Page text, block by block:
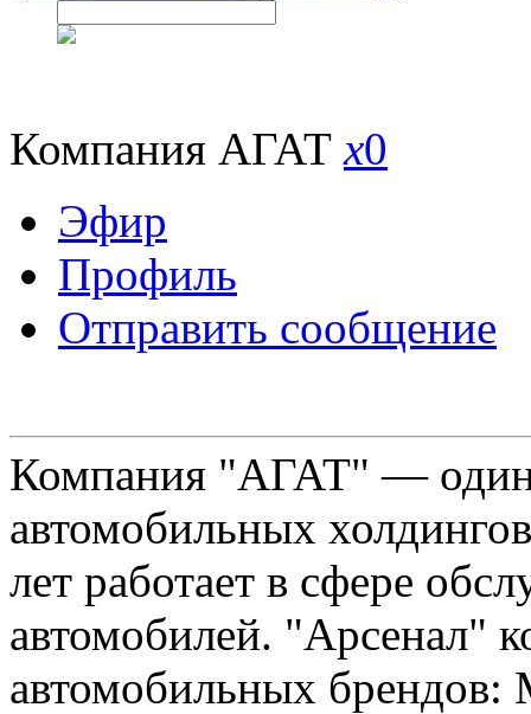
Компания АГАТx0
Эфир
Профиль
Отправить сообщение
Компания "АГАТ" —
автомобильных
лет работает в сфере
автомобилей. "Арсенал"
автомобильных